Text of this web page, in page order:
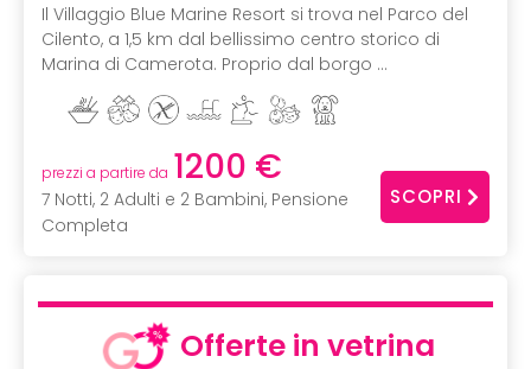
Il Villaggio Blue Marine Resort si trova nel Parco del
Cilento, a 1,5 km dal bellissimo centro storico di
Marina di Camerota. Proprio dal borgo ...
prezzi a partire da 1200 €
7 Notti, 2 Adulti e 2 Bambini, Pensione
Completa
SCOPRI
Offerte in vetrina